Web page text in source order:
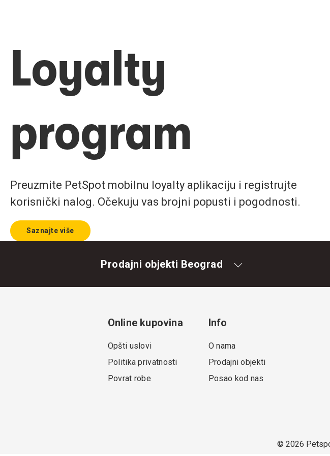
Loyalty
program
Preuzmite PetSpot mobilnu loyalty aplikaciju i registrujte
korisnički nalog. Očekuju vas brojni popusti i pogodnosti.
Saznajte više
Prodajni objekti Beograd
Online kupovina
Opšti uslovi
Politika privatnosti
Povrat robe
Info
O nama
Prodajni objekti
Posao kod nas
© 2026